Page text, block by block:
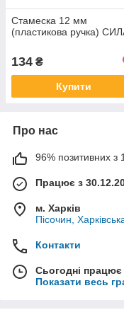
Стамеска 12 мм
(пластикова ручка)
134 ₴
Купити
Про нас
96% позитивних з
Працює з
м. Харків
Пісочин,
Контакти
Сьогодні
Показати весь